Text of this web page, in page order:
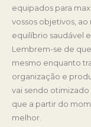
equipados para
vossos objetivos,
equilíbrio saudável
Lembrem-se de
mesmo enquanto
organização e
vai sendo
que a partir do
melhor.